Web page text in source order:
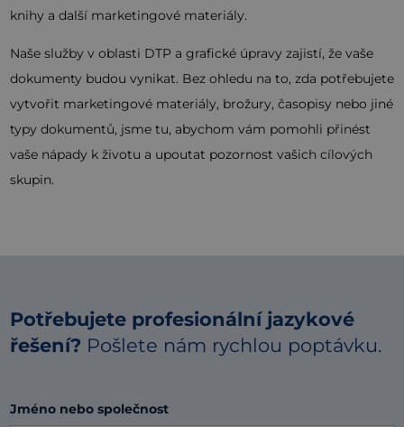
knihy a další marketingové materiály.
Naše služby v oblasti DTP a grafické úpravy zajistí, že vaše
dokumenty budou vynikat. Bez ohledu na to, zda potřebujete
vytvořit marketingové materiály, brožury, časopisy nebo jiné
typy dokumentů, jsme tu, abychom vám pomohli přinést
vaše nápady k životu a upoutat pozornost vašich cílových
skupin.
Potřebujete profesionální jazykové
řešení? Pošlete nám rychlou poptávku.
Jméno nebo společnost